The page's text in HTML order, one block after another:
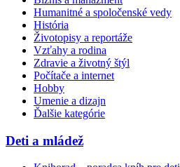
Humanitné a spoločenské vedy
História
Životopisy a reportáže
Vzťahy a rodina
Zdravie a životný štýl
Počítače a internet
Hobby
Umenie a dizajn
Ďalšie kategórie
Deti a mládež